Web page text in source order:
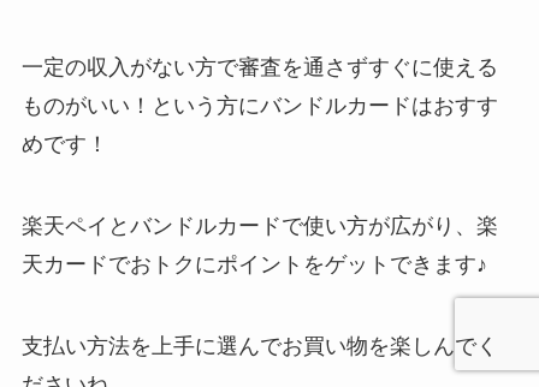
一定の収入がない方で審査を通さずすぐに使える
ものがいい！という方にバンドルカードはおすす
めです！
楽天ペイとバンドルカードで使い方が広がり、楽
天カードでおトクにポイントをゲットできます♪
支払い方法を上手に選んでお買い物を楽しんでく